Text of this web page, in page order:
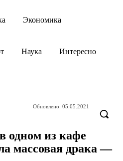
Экономика
Наука Интересно
Обновлено: 05.05.2021
одном из кафе
массовая драка —